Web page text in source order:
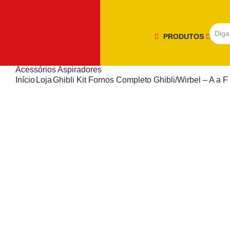
PRODUTOS
Acessórios Aspiradores
Início LojaGhibli Kit Fornos Completo Ghibli/Wirbel – A a F